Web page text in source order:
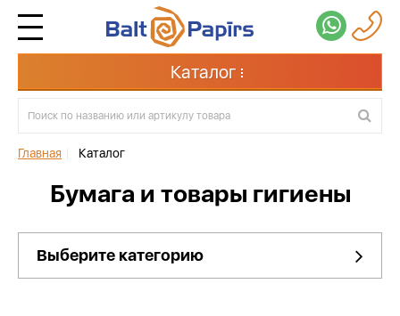
Каталог
Главная Каталог
Бумага и товары гигиены
Выберите категорию